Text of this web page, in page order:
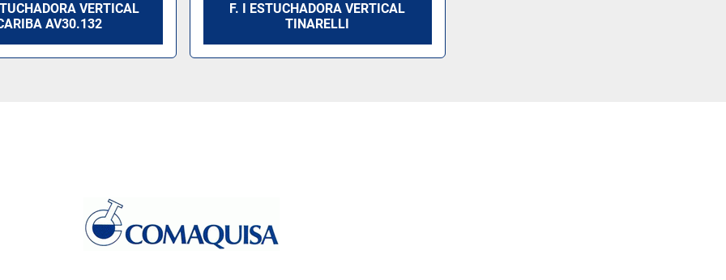
VERTICAL
AV30.132
F. I ESTUCHADORA VERTICAL
TINARELLI